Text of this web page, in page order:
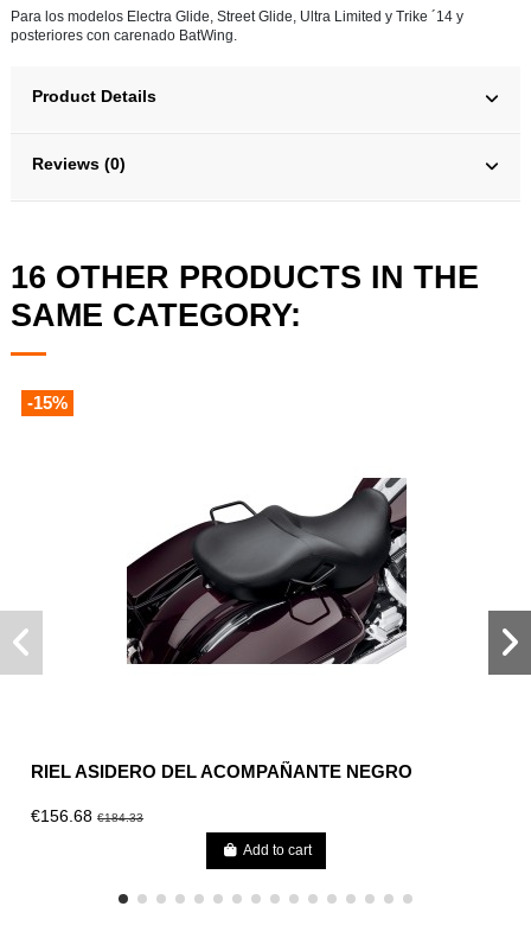
Para los modelos Electra Glide, Street Glide, Ultra Limited y Trike ´14 y
posteriores con carenado BatWing.
Product Details
Reviews (0)
16 OTHER PRODUCTS IN THE
SAME CATEGORY:
-15%
RIEL ASIDERO DEL ACOMPAÑANTE NEGRO
€156.68€184.33
Add to cart